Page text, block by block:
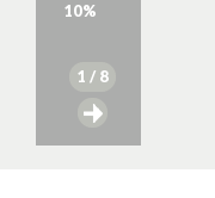
10%
1 / 8